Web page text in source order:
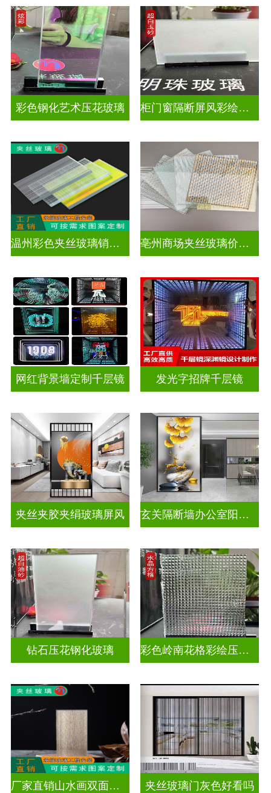
彩色钢化艺术压花玻璃 柜门窗隔断屏风彩绘压花玻璃
温州彩色夹丝玻璃销售处 亳州商场夹丝玻璃价钱是多少
网红背景墙定制千层镜 发光字招牌千层镜
夹丝夹胶夹绢玻璃屏风 玄关隔断墙办公室阳台挡门山水画背景墙玻璃
钻石压花钢化玻璃 彩色岭南花格彩绘压花玻璃
厂家直销山水画双面轻奢透光夹丝玻璃 夹丝玻璃门灰色好看吗